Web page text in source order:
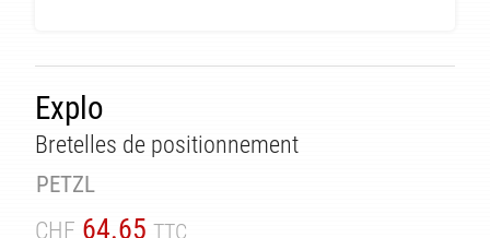
Explo
Bretelles de positionnement
PETZL
CHF 64.65 TTC